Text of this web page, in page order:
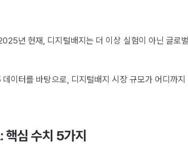
년 현재, 디지털배지는 더 이상 실험이 아닌 글로
터를 바탕으로, 디지털배지 시장 규모가 어디까지
심 수치 5가지